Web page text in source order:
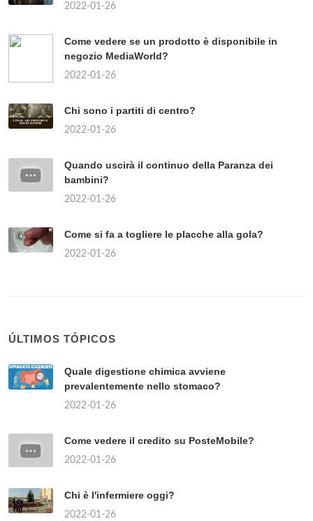
2022-01-26
Come vedere se un prodotto è disponibile in
negozio MediaWorld?
2022-01-26
Chi sono i partiti di centro?
2022-01-26
Quando uscirà il continuo della Paranza dei
bambini?
2022-01-26
Come si fa a togliere le placche alla gola?
2022-01-26
ÚLTIMOS TÓPICOS
Quale digestione chimica avviene
prevalentemente nello stomaco?
2022-01-26
Come vedere il credito su PosteMobile?
2022-01-26
Chi è l'infermiere oggi?
2022-01-26